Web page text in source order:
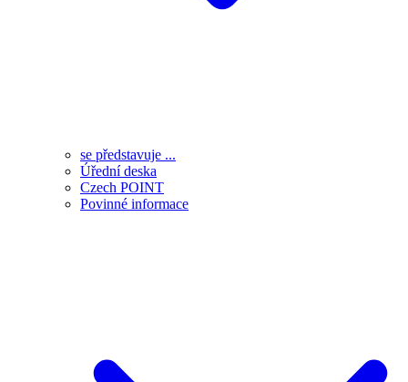
se představuje ...
Úřední deska
Czech POINT
Povinné informace